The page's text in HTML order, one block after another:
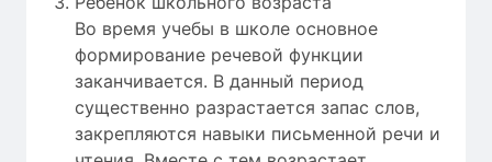
Во время учебы в школе основное
формирование речевой функции
заканчивается. В данный период
существенно разрастается запас слов,
закрепляются навыки письменной речи и